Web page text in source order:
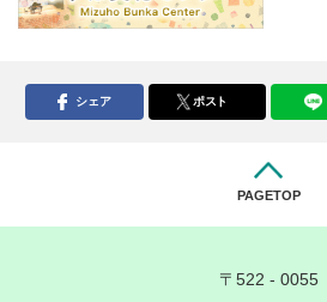
シェア ポスト
PAGETOP
〒522 - 0055